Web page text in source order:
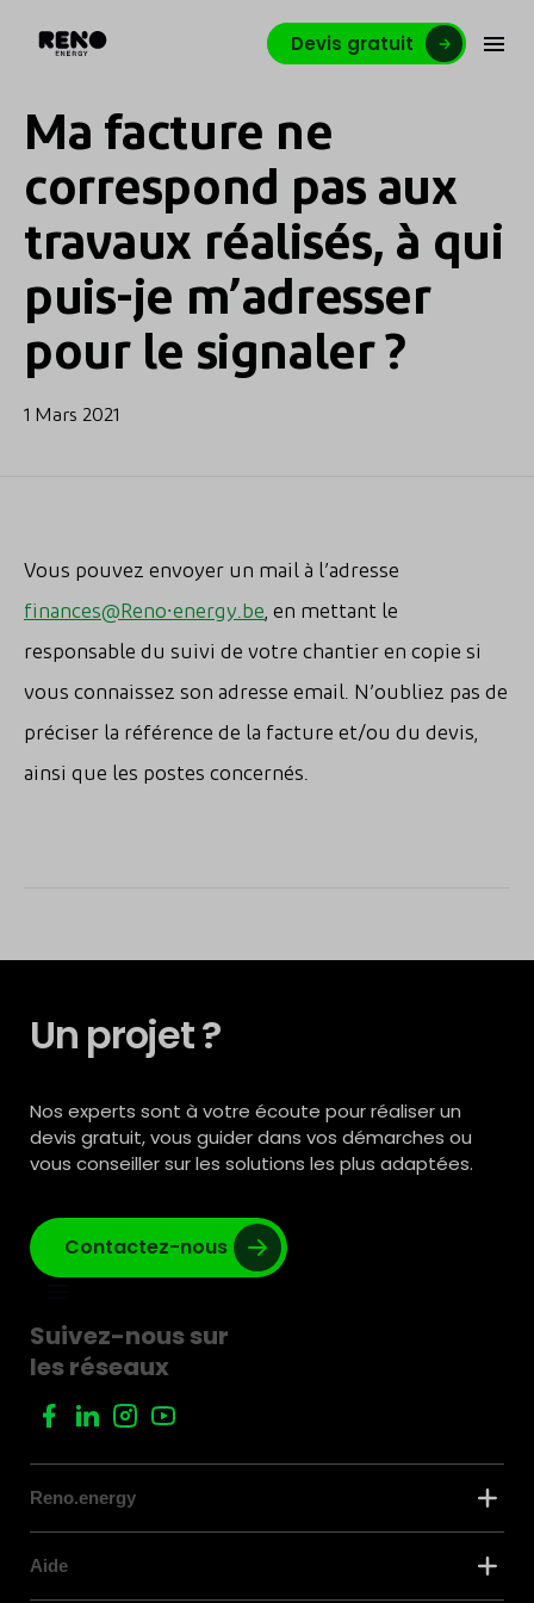
Devis gratuit
Ma facture ne
correspond pas aux
travaux réalisés, à qui
puis-je m’adresser
pour le signaler ?
1 Mars 2021
Vous pouvez envoyer un mail à l’adresse
finances@Reno⸱energy.be , en mettant le
responsable du suivi de votre chantier en copie si
vous connaissez son adresse email. N’oubliez pas de
préciser la référence de la facture et/ou du devis,
ainsi que les postes concernés.
Un projet ?
Nos experts sont à votre écoute pour réaliser un
devis gratuit, vous guider dans vos démarches ou
vous conseiller sur les solutions les plus adaptées.
Contactez-nous
Suivez-nous sur
les réseaux
Reno.energy
Aide